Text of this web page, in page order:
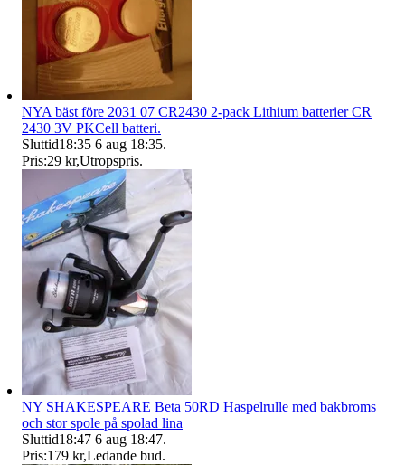
NYA bäst före 2031 07 CR2430 2-pack Lithium batterier CR
2430 3V PKCell batteri.
Sluttid18:35 6 aug 18:35.
Pris:29 kr,Utropspris.
NY SHAKESPEARE Beta 50RD Haspelrulle med bakbroms
och stor spole på spolad lina
Sluttid18:47 6 aug 18:47.
Pris:179 kr,Ledande bud.